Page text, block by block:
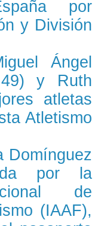
por
y División
Ángel
y Ruth
atletas
Atletismo
Domínguez
por la
de
(IAAF),